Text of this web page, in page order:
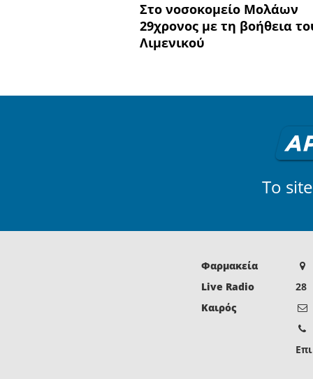
Στο νοσοκομείο Μολάων
29χρονος με τη βοήθεια
Λιμενικού
Το
Φαρμακεία
Live Radio
Καιρός
28